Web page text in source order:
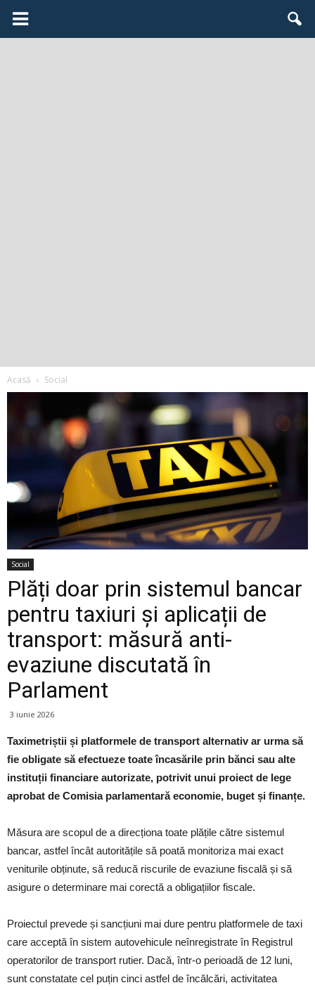
Acasă Social
Social
Plăți doar prin sistemul bancar
pentru taxiuri și aplicații de
transport: măsură anti-
evaziune discutată în
Parlament
3 iunie 2026
Taximetriștii și platformele de transport alternativ ar urma să
fie obligate să efectueze toate încasările prin bănci sau alte
instituții financiare autorizate, potrivit unui proiect de lege
aprobat de Comisia parlamentară economie, buget și finanțe.
Măsura are scopul de a direcționa toate plățile către sistemul
bancar, astfel încât autoritățile să poată monitoriza mai exact
veniturile obținute, să reducă riscurile de evaziune fiscală și să
asigure o determinare mai corectă a obligațiilor fiscale.
Proiectul prevede și sancțiuni mai dure pentru platformele de taxi
care acceptă în sistem autovehicule neînregistrate în Registrul
operatorilor de transport rutier. Dacă, într-o perioadă de 12 luni,
sunt constatate cel puțin cinci astfel de încălcări, activitatea